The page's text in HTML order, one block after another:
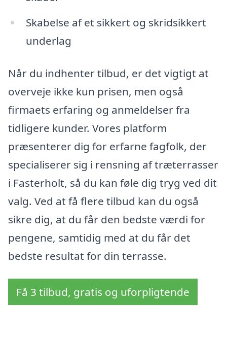
Skabelse af et sikkert og skridsikkert
underlag
Når du indhenter tilbud, er det vigtigt at
overveje ikke kun prisen, men også
firmaets erfaring og anmeldelser fra
tidligere kunder. Vores platform
præsenterer dig for erfarne fagfolk, der
specialiserer sig i rensning af træterrasser
i Fasterholt, så du kan føle dig tryg ved dit
valg. Ved at få flere tilbud kan du også
sikre dig, at du får den bedste værdi for
pengene, samtidig med at du får det
bedste resultat for din terrasse.
Få 3 tilbud, gratis og uforpligtende